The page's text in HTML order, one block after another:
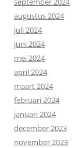
augustus 2024
juli 2024
juni 2024
mei 2024
april 2024
maart 2024
februari 2024
januari 2024
december 2023
november 2023